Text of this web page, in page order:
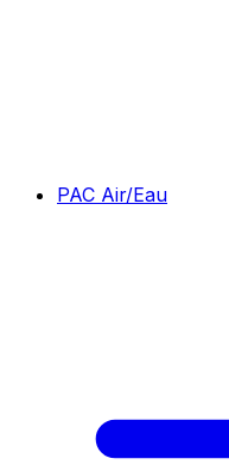
PAC Air/Eau